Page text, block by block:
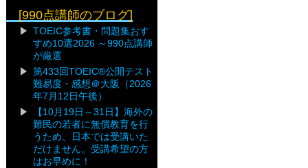
[990点講師のブログ]
TOEIC参考書・問題集おす
すめ10選2026 ～990点講師
が厳選
第433回TOEIC®公開テスト
難易度・感想＠大阪（2026
年7月12日午後）
【10月19日～31日】海外の
難民の若者に無償教育を行
うため、日本では受講いた
だけません。受講希望の方
はお早めに！